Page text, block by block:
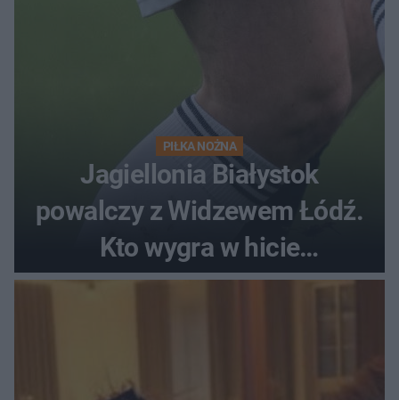
PIŁKA NOŻNA
Jagiellonia Białystok
powalczy z Widzewem Łódź.
Kto wygra w hicie
Ekstraklasy?